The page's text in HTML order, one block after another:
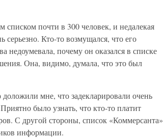
списком почти в 300 человек, и недалекая
серьезно. Кто-то возмущался, что его
почему он оказался в списке
Она, видимо, думала, что это был
мне, что задекларировали очень
было узнать, что кто-то платит
С другой стороны, список «Коммерсанта»
информации.